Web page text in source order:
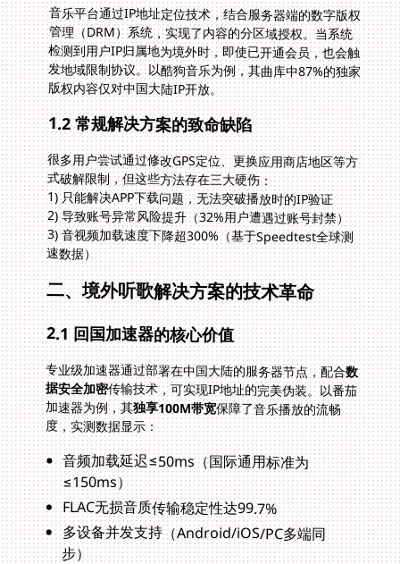
音乐平台通过IP地址定位技术，结合服务器端的数字版权
管理（DRM）系统，实现了内容的分区域授权。当系统
检测到用户IP归属地为境外时，即使已开通会员，也会触
发地域限制协议。以酷狗音乐为例，其曲库中87%的独家
版权内容仅对中国大陆IP开放。
1.2 常规解决方案的致命缺陷
很多用户尝试通过修改GPS定位、更换应用商店地区等方
式破解限制，但这些方法存在三大硬伤：
1) 只能解决APP下载问题，无法突破播放时的IP验证
2) 导致账号异常风险提升（32%用户遭遇过账号封禁）
3) 音视频加载速度下降超300%（基于Speedtest全球测
速数据）
二、境外听歌解决方案的技术革命
2.1 回国加速器的核心价值
专业级加速器通过部署在中国大陆的服务器节点，配合数
据安全加密传输技术，可实现IP地址的完美伪装。以番茄
加速器为例，其独享100M带宽保障了音乐播放的流畅
度，实测数据显示：
音频加载延迟≤50ms（国际通用标准为
≤150ms）
FLAC无损音质传输稳定性达99.7%
多设备并发支持（Android/iOS/PC多端同
步）